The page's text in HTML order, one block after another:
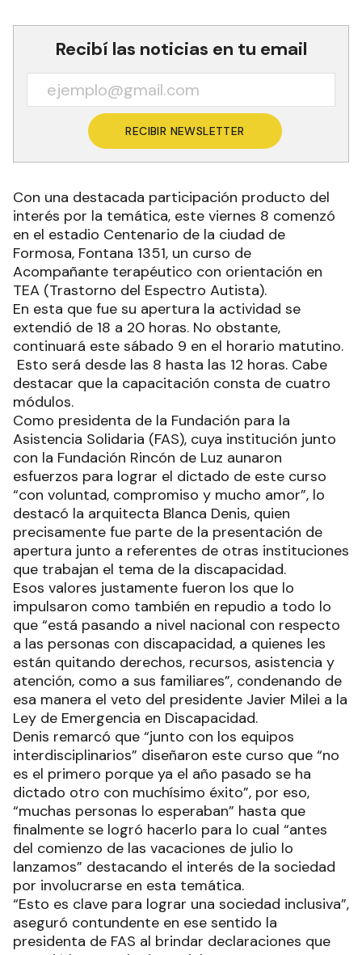
Recibí las noticias en tu email
RECIBIR NEWSLETTER
Con una destacada participación producto del
interés por la temática, este viernes 8 comenzó
en el estadio Centenario de la ciudad de
Formosa, Fontana 1351, un curso de
Acompañante terapéutico con orientación en
TEA (Trastorno del Espectro Autista).
En esta que fue su apertura la actividad se
extendió de 18 a 20 horas. No obstante,
continuará este sábado 9 en el horario matutino.
Esto será desde las 8 hasta las 12 horas. Cabe
destacar que la capacitación consta de cuatro
módulos.
Como presidenta de la Fundación para la
Asistencia Solidaria (FAS), cuya institución junto
con la Fundación Rincón de Luz aunaron
esfuerzos para lograr el dictado de este curso
“con voluntad, compromiso y mucho amor”, lo
destacó la arquitecta Blanca Denis, quien
precisamente fue parte de la presentación de
apertura junto a referentes de otras instituciones
que trabajan el tema de la discapacidad.
Esos valores justamente fueron los que lo
impulsaron como también en repudio a todo lo
que “está pasando a nivel nacional con respecto
a las personas con discapacidad, a quienes les
están quitando derechos, recursos, asistencia y
atención, como a sus familiares”, condenando de
esa manera el veto del presidente Javier Milei a la
Ley de Emergencia en Discapacidad.
Denis remarcó que “junto con los equipos
interdisciplinarios” diseñaron este curso que “no
es el primero porque ya el año pasado se ha
dictado otro con muchísimo éxito”, por eso,
“muchas personas lo esperaban” hasta que
finalmente se logró hacerlo para lo cual “antes
del comienzo de las vacaciones de julio lo
lanzamos” destacando el interés de la sociedad
por involucrarse en esta temática.
“Esto es clave para lograr una sociedad inclusiva”,
aseguró contundente en ese sentido la
presidenta de FAS al brindar declaraciones que